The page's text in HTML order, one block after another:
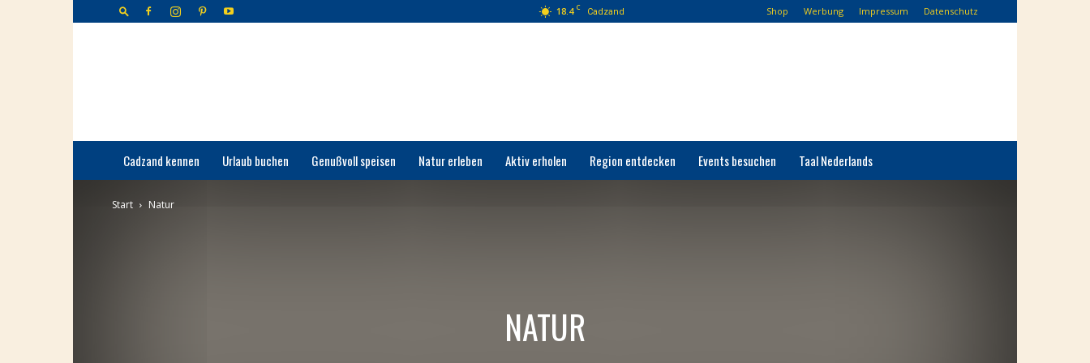
18.4 C Cadzand Shop Werbung Impressum Datenschutz
Cadzand kennen Urlaub buchen Genußvoll speisen Natur erleben Aktiv erholen Region entdecken Events besuchen Taal Nederlands
Start Natur
NATUR